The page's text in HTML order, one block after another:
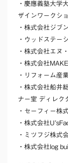
・慶應義塾大学
ザインワークシ
・株式会社ジブ
・ウッドステー
・株式会社エヌ
・株式会社
・リフォーム産
・株式会社船井
ナー室 ディレ
・セーフィー株
・株式会社
・ミツフジ株式
・株式会社log